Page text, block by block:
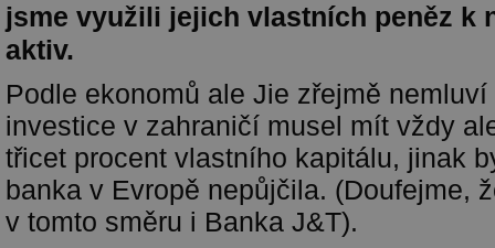
jsme využili jejich vlastních peněz k
aktiv.
Podle ekonomů ale Jie zřejmě
investice v zahraničí musel mít vždy
třicet procent vlastního kapitálu, jinak
banka v Evropě nepůjčila. (Doufejme,
v tomto směru i Banka J&T).